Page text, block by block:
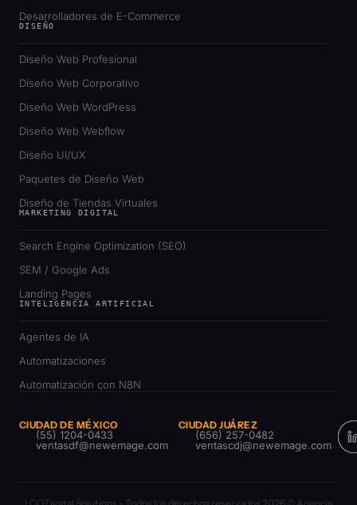
Desarrolladores de E-Commerce
DISEÑO
Diseño Web Profesional
Diseño Web Corporativo
Diseño Web WordPress
Diseño Web Webflow
Diseño UI/UX
Paquetes de Diseño Web
Diseño de Tiendas Virtuales
MARKETING DIGITAL
Search Engine Optimization (SEO)
SEM / Google Ads
Landing Pages
INTELIGENCIA ARTIFICIAL
Agentes de IA
Automatizaciones
Automatización con N8N
CIUDAD DE MÉXICO
(55) 1204-0433
ventasdf@newemage.com
CIUDAD JUÁREZ
(656) 257-0482
ventascdj@newemage.com